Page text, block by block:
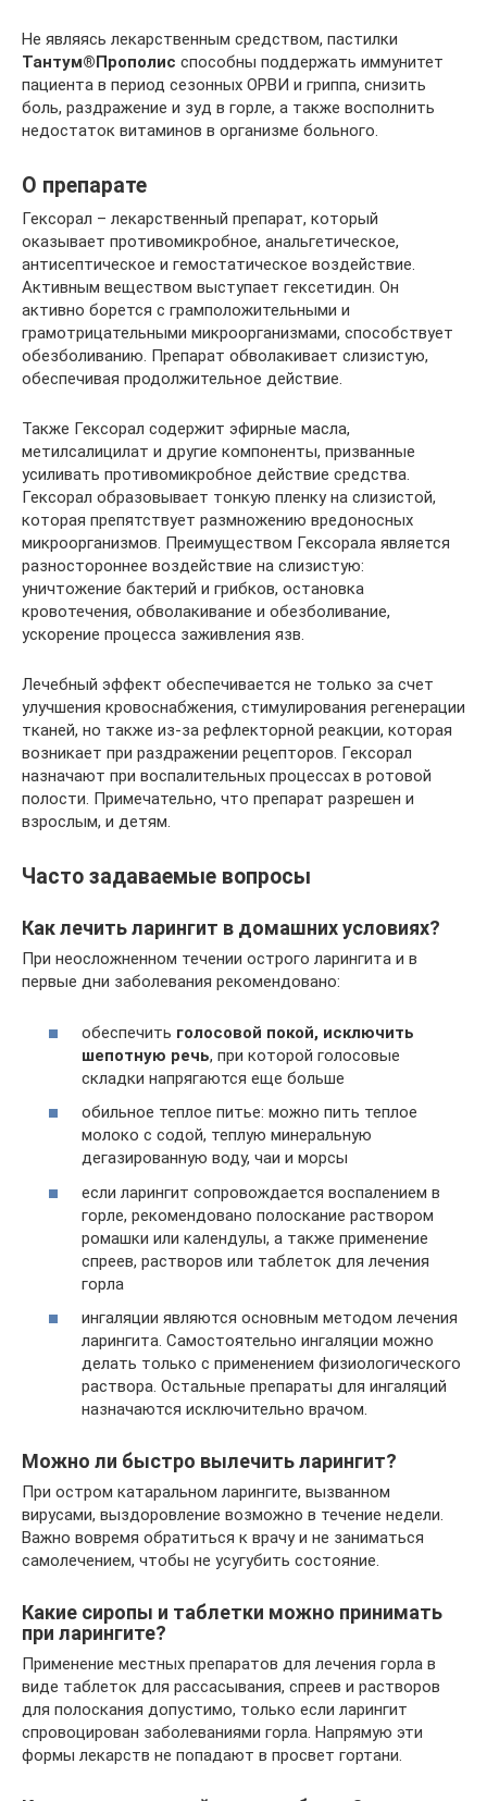
Не являясь лекарственным средством, пастилки
Тантум®Прополис способны поддержать иммунитет
пациента в период сезонных ОРВИ и гриппа, снизить
боль, раздражение и зуд в горле, а также восполнить
недостаток витаминов в организме больного.
О препарате
Гексорал – лекарственный препарат, который
оказывает противомикробное, анальгетическое,
антисептическое и гемостатическое воздействие.
Активным веществом выступает гексетидин. Он
активно борется с грамположительными и
грамотрицательными микроорганизмами, способствует
обезболиванию. Препарат обволакивает слизистую,
обеспечивая продолжительное действие.
Также Гексорал содержит эфирные масла,
метилсалицилат и другие компоненты, призванные
усиливать противомикробное действие средства.
Гексорал образовывает тонкую пленку на слизистой,
которая препятствует размножению вредоносных
микроорганизмов. Преимуществом Гексорала является
разностороннее воздействие на слизистую:
уничтожение бактерий и грибков, остановка
кровотечения, обволакивание и обезболивание,
ускорение процесса заживления язв.
Лечебный эффект обеспечивается не только за счет
улучшения кровоснабжения, стимулирования регенерации
тканей, но также из-за рефлекторной реакции, которая
возникает при раздражении рецепторов. Гексорал
назначают при воспалительных процессах в ротовой
полости. Примечательно, что препарат разрешен и
взрослым, и детям.
Часто задаваемые вопросы
Как лечить ларингит в домашних условиях?
При неосложненном течении острого ларингита и в
первые дни заболевания рекомендовано:
обеспечить голосовой покой, исключить
шепотную речь, при которой голосовые
складки напрягаются еще больше
обильное теплое питье: можно пить теплое
молоко с содой, теплую минеральную
дегазированную воду, чаи и морсы
если ларингит сопровождается воспалением в
горле, рекомендовано полоскание раствором
ромашки или календулы, а также применение
спреев, растворов или таблеток для лечения
горла
ингаляции являются основным методом лечения
ларингита. Самостоятельно ингаляции можно
делать только с применением физиологического
раствора. Остальные препараты для ингаляций
назначаются исключительно врачом.
Можно ли быстро вылечить ларингит?
При остром катаральном ларингите, вызванном
вирусами, выздоровление возможно в течение недели.
Важно вовремя обратиться к врачу и не заниматься
самолечением, чтобы не усугубить состояние.
Какие сиропы и таблетки можно принимать
при ларингите?
Применение местных препаратов для лечения горла в
виде таблеток для рассасывания, спреев и растворов
для полоскания допустимо, только если ларингит
спровоцирован заболеваниями горла. Напрямую эти
формы лекарств не попадают в просвет гортани.